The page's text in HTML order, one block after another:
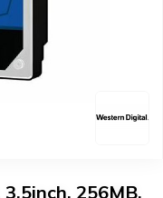
256MB,